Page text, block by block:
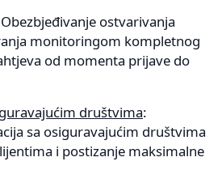
ostvarivanja
monitoringom kompletnog
od momenta prijave do
društvima:
sa osiguravajućim društvima
i postizanje maksimalne